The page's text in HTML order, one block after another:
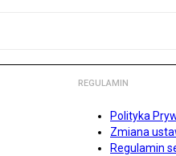
REGULAMIN
Polityka
Zmiana
Regulamin